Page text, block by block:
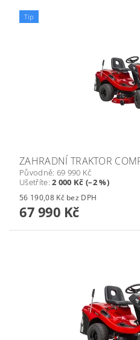
Tip
ZAHRADNÍ TRAKTOR
Původně: 69 990 Kč
Ušetříte:2 000 Kč (–2 %)
56 190,08 Kč bez DPH
67 990 Kč